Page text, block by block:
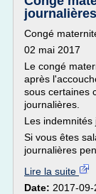
Congé
02 mai 2017
Le congé
après
sous certaines
journalières.
Les
Si vous êtes
journalières
Lire la suite
Date: 2017-